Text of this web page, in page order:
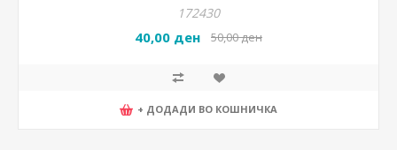
172430
40,00 ден 50,00 ден
+ ДОДАДИ ВО КОШНИЧКА